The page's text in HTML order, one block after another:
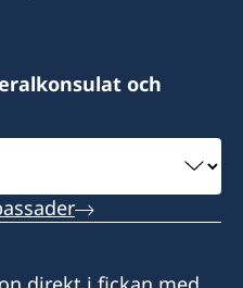
New
och Vermont.
genom
att boka tid.
och